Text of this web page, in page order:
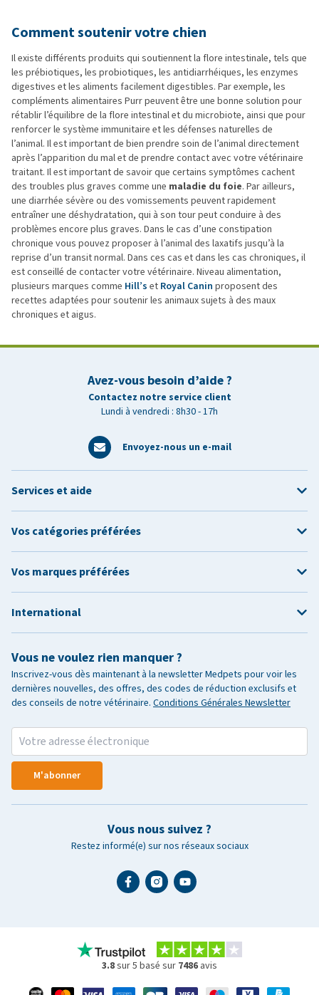
Comment soutenir votre chien
Il existe différents produits qui soutiennent la flore intestinale, tels que
les prébiotiques, les probiotiques, les antidiarrhéiques, les enzymes
digestives et les aliments facilement digestibles. Par exemple, les
compléments alimentaires Purr peuvent être une bonne solution pour
rétablir l’équilibre de la flore intestinal et du microbiote, ainsi que pour
renforcer le système immunitaire et les défenses naturelles de
l’animal. Il est important de bien prendre soin de l’animal directement
après l’apparition du mal et de prendre contact avec votre vétérinaire
traitant. Il est important de savoir que certains symptômes cachent
des troubles plus graves comme une maladie du foie. Par ailleurs,
une diarrhée sévère ou des vomissements peuvent rapidement
entraîner une déshydratation, qui à son tour peut conduire à des
problèmes encore plus graves. Dans le cas d’une constipation
chronique vous pouvez proposer à l’animal des laxatifs jusqu’à la
reprise d’un transit normal. Dans ces cas et dans les cas chroniques, il
est conseillé de contacter votre vétérinaire. Niveau alimentation,
plusieurs marques comme Hill’s et Royal Canin proposent des
recettes adaptées pour soutenir les animaux sujets à des maux
chroniques et aigus.
Avez-vous besoin d’aide ?
Contactez notre service client
Lundi à vendredi : 8h30 - 17h
Envoyez-nous un e-mail
Vous ne voulez rien manquer ?
Inscrivez-vous dès maintenant à la newsletter Medpets pour voir les
dernières nouvelles, des offres, des codes de réduction exclusifs et
des conseils de notre vétérinaire. Conditions Générales Newsletter
M'abonner
Vous nous suivez ?
Restez informé(e) sur nos réseaux sociaux
Services et aide
Vos catégories préférées
Vos marques préférées
International
3.8sur 5 basé sur 7486 avis